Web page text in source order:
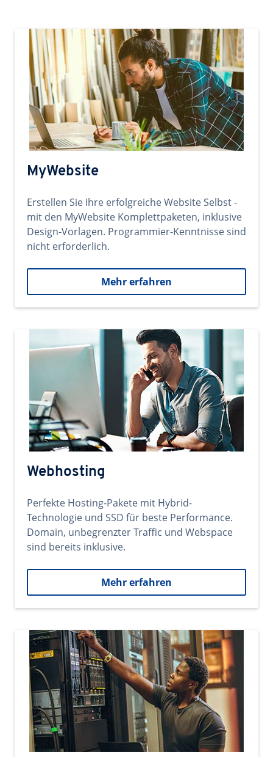
MyWebsite
Erstellen Sie Ihre erfolgreiche Website Selbst -
mit den MyWebsite Komplettpaketen, inklusive
Design-Vorlagen. Programmier-Kenntnisse sind
nicht erforderlich.
Mehr erfahren
Webhosting
Perfekte Hosting-Pakete mit Hybrid-
Technologie und SSD für beste Performance.
Domain, unbegrenzter Traffic und Webspace
sind bereits inklusive.
Mehr erfahren